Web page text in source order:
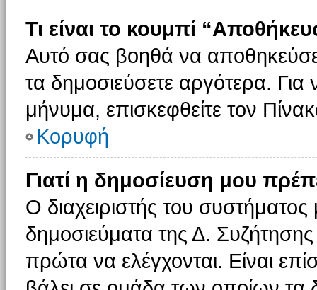
Τι είναι το κουμπί
Αυτό σας βοηθά να
τα δημοσιεύσετε αργότερα.
μήνυμα, επισκεφθείτε τον
Κορυφή
Γιατί η δημοσίευση μου
Ο διαχειριστής του συστήματος
δημοσιεύματα της Δ.
πρώτα να ελέγχονται. Είναι